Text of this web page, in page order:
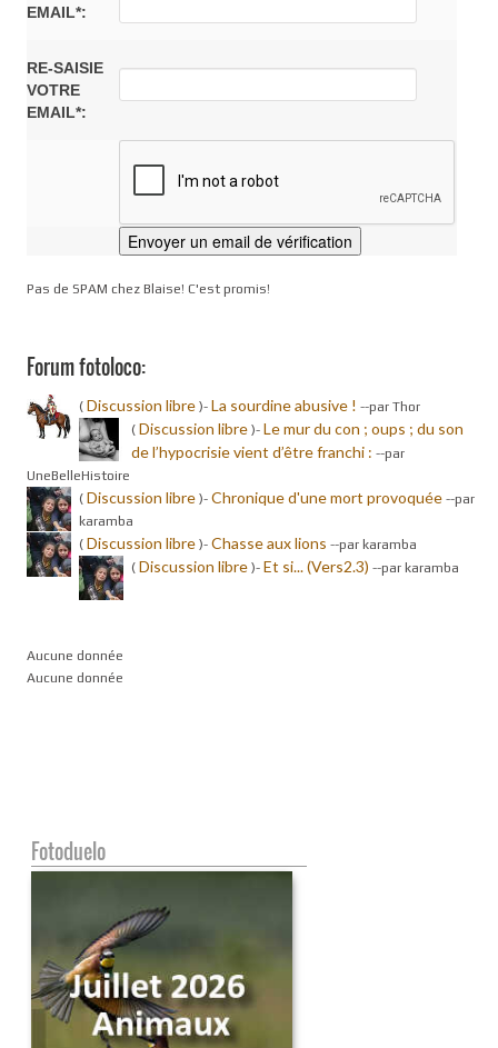
EMAIL*:
RE-SAISIE
VOTRE
EMAIL*:
Pas de SPAM chez Blaise! C'est promis!
Forum fotoloco:
( Discussion libre )- La sourdine abusive ! --par Thor
( Discussion libre )- Le mur du con ; oups ; du son
de l’hypocrisie vient d’être franchi : --par
UneBelleHistoire
( Discussion libre )- Chronique d'une mort provoquée --par
karamba
( Discussion libre )- Chasse aux lions --par karamba
( Discussion libre )- Et si... (Vers2.3) --par karamba
Aucune donnée
Aucune donnée
Fotoduelo